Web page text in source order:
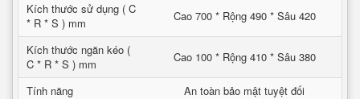
Kích thước sử dụng ( C
* R * S ) mm
Cao 700 * Rộng 490 * Sâu 420
Kích thước ngăn kéo (
C * R * S ) mm
Cao 100 * Rộng 410 * Sâu 380
Tính năng
An toàn bảo mật tuyệt đối